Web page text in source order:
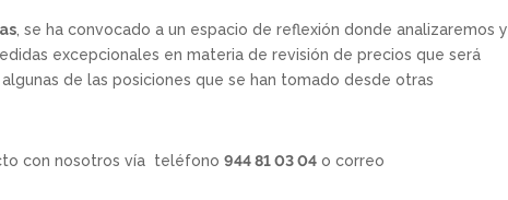
, se ha convocado a un espacio de reflexión donde analizaremos y
excepcionales en materia de revisión de precios que será
de las posiciones que se han tomado desde otras
con nosotros vía teléfono 944 81 03 04 o correo